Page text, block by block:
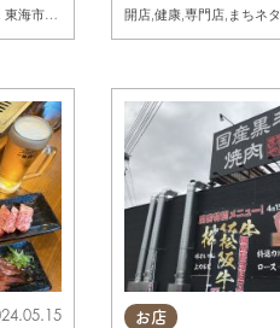
東海市
,大府市 阿久比町,半田市
,習い事 開店 ,健康 ,専門店 まちネタ
お店